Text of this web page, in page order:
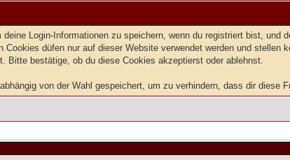
deine Login-Informationen zu speichern, wenn du registriert bist,
düfen nur auf dieser Website verwendet werden und
Bitte bestätige, ob du diese Cookies akzeptierst oder ablehnst.
von der Wahl gespeichert, um zu verhindern, dass dir